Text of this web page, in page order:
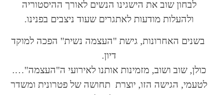
לבחון שוב את הישגינו הנשים לאורך ההיסטוריה
ולהעלות מודעות לאתגרים שעוד ניצבים בפנינו.
בשנים האחרונות, גישת "העצמה נשית" הפכה למוקד
דיון.
כולן, שוב ושוב, מזמינות אותנו לאירועי ה"העצמה"….
לטעמי, הגישה הזו, יוצרת תחושה של פטרונית ומשדר